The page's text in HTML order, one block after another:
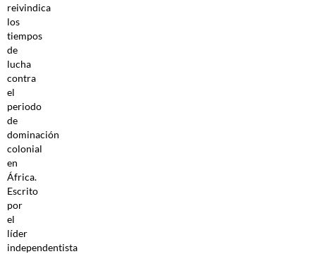
reivindica
los
tiempos
de
lucha
contra
el
periodo
de
dominación
colonial
en
África.
Escrito
por
el
líder
independentista